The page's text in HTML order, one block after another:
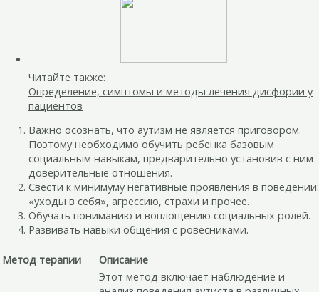
Читайте также:
Определение, симптомы и методы лечения дисфории у
пациентов
Важно осознать, что аутизм не является приговором.
Поэтому необходимо обучить ребенка базовым
социальным навыкам, предварительно установив с ним
доверительные отношения.
Свести к минимуму негативные проявления в поведении:
«уходы в себя», агрессию, страхи и прочее.
Обучать пониманию и воплощению социальных ролей.
Развивать навыки общения с ровесниками.
Метод терапии Описание
Этот метод включает наблюдение и